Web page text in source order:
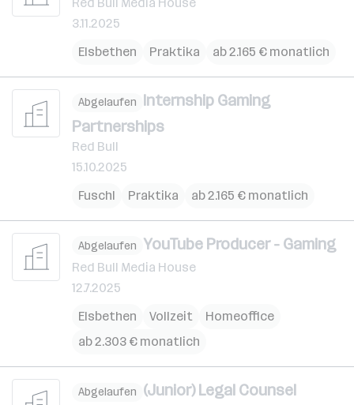
3.11.2025
Elsbethen
Praktika ab 2.165 € monatlich
Abgelaufen Internship Gaming
Partnerships
Red Bull
15.10.2025
Fuschl
Praktika ab 2.165 € monatlich
Abgelaufen YouTube Producer - Gaming
Red Bull Media House
12.7.2025
Elsbethen
Vollzeit
Homeoffice
ab 2.303 € monatlich
Abgelaufen (Junior) Legal Counsel